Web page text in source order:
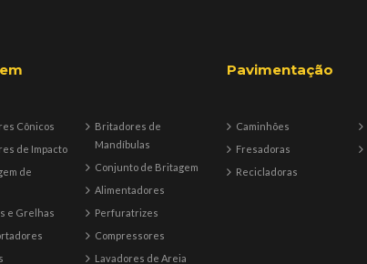
Cônicos
de Impacto
de
e Grelhas
Britadores de
Mandíbulas
Conjunto de Britagem
Alimentadores
Perfuratrizes
Compressores
Lavadores de Areia
Pavimentação
Caminhões
Fresadoras
Recicladoras